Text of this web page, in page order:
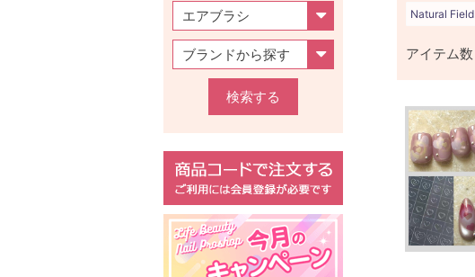
Natural Field
アイテム数
検索する